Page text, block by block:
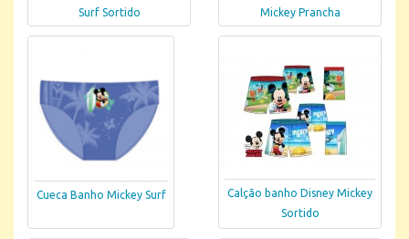
Surf Sortido
Mickey Prancha
Cueca Banho Mickey Surf
Calção banho Disney Mickey
Sortido